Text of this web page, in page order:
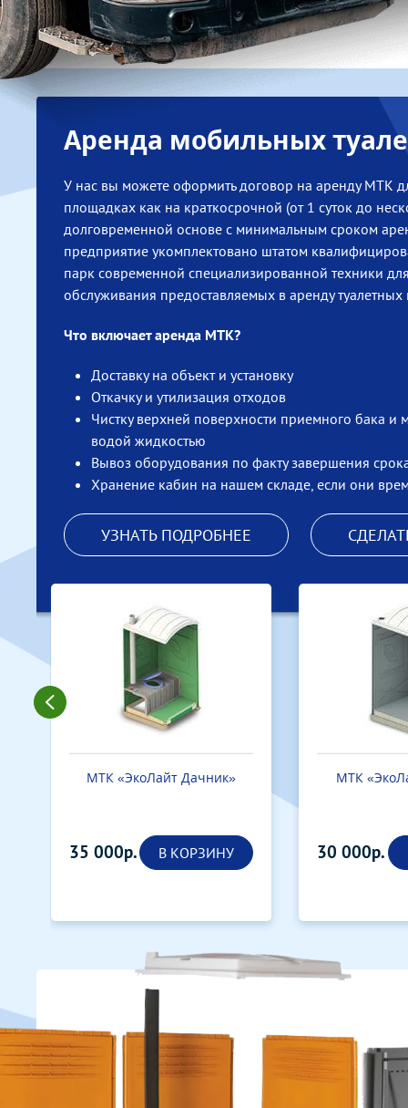
полигоны
Демонтаж мусорных
емкостей по окончании
срока аренды
подтверждающих
законную и бережную
утилизацию
УЗНАТЬ
ПОДРОБНЕЕ
СДЕЛАТЬ
ЗАЯВКУ
Вывоз и
Квалифицированные
сотрудники, качественные
специализированной
техники компании «Эко-
Что включает вывоз
Погрузка и вывоз
свалки
разрешениями на
использование
официальных свалок,
лицензии на вывоз
0